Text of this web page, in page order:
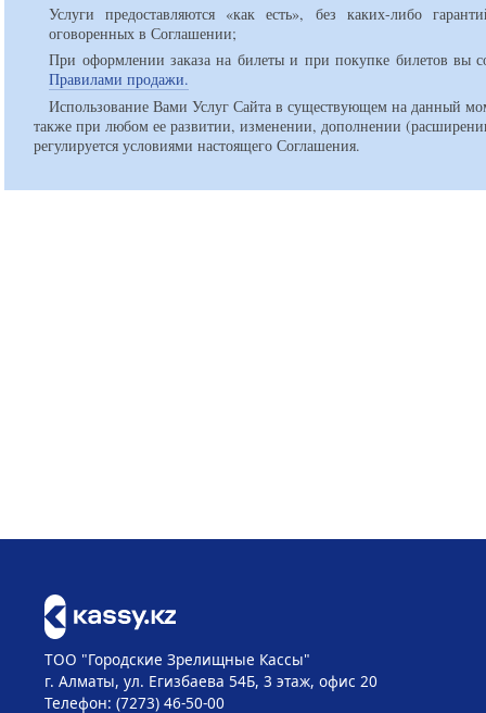
Услуги предоставляются «как есть», без каких-либо
оговоренных в Соглашении;
При оформлении заказа на билеты и при покупке билетов вы
Правилами продажи.
Использование Вами Услуг Сайта в существующем на данный
также при любом ее развитии, изменении, дополнении
регулируется условиями настоящего Соглашения.
ТОО "Городские Зрелищные Кассы"
г. Алматы, ул. Егизбаева 54Б, 3 этаж, офис 20
Телефон: (7273) 46-50-00